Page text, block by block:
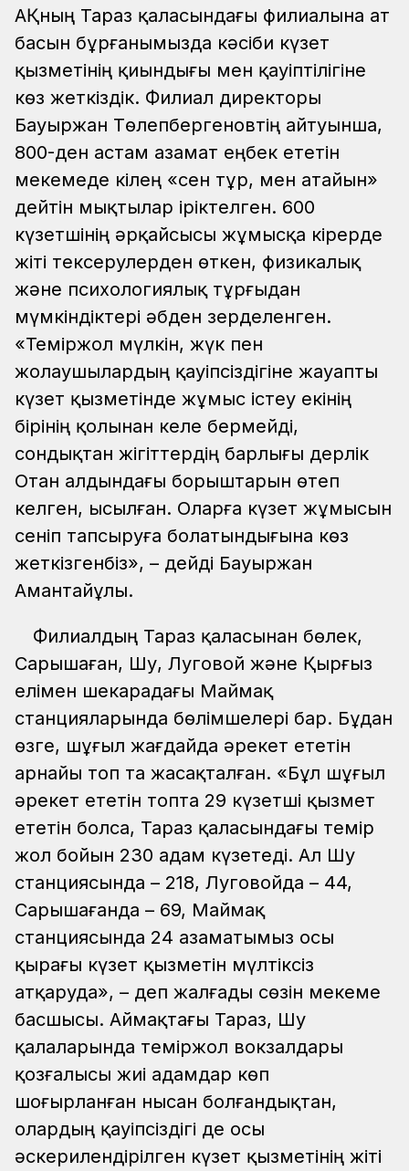
АҚның Тараз қаласындағы филиалына ат
басын бұрғанымызда кәсіби күзет
қызметінің қиындығы мен қауіптілігіне
көз жеткіздік. Филиал директоры
Бауыржан Төлепбергеновтің айтуынша,
800-ден астам азамат еңбек ететін
мекемеде кілең «сен тұр, мен атайын»
дейтін мықтылар іріктелген. 600
күзетшінің әрқайсысы жұмысқа кірерде
жіті тексерулерден өткен, физикалық
және психологиялық тұрғыдан
мүмкіндіктері әбден зерделенген.
«Теміржол мүлкін, жүк пен
жолаушылардың қауіпсіздігіне жауапты
күзет қызметінде жұмыс істеу екінің
бірінің қолынан келе бермейді,
сондықтан жігіттердің барлығы дерлік
Отан алдындағы борыштарын өтеп
келген, ысылған. Оларға күзет жұмысын
сеніп тапсыруға болатындығына көз
жеткізгенбіз», – дейді Бауыржан
Амантайұлы.
Филиалдың Тараз қаласынан бөлек,
Сарышаған, Шу, Луговой және Қырғыз
елімен шекарадағы Маймақ
станцияларында бөлімшелері бар. Бұдан
өзге, шұғыл жағдайда әрекет ететін
арнайы топ та жасақталған. «Бұл шұғыл
әрекет ететін топта 29 күзетші қызмет
ететін болса, Тараз қаласындағы темір
жол бойын 230 адам күзетеді. Ал Шу
станциясында – 218, Луговойда – 44,
Сарышағанда – 69, Маймақ
станциясында 24 азаматымыз осы
қырағы күзет қызметін мүлтіксіз
атқаруда», – деп жалғады сөзін мекеме
басшысы. Аймақтағы Тараз, Шу
қалаларында теміржол вокзалдары
қозғалысы жиі адамдар көп
шоғырланған нысан болғандықтан,
олардың қауіпсіздігі де осы
әскерилендірілген күзет қызметінің жіті